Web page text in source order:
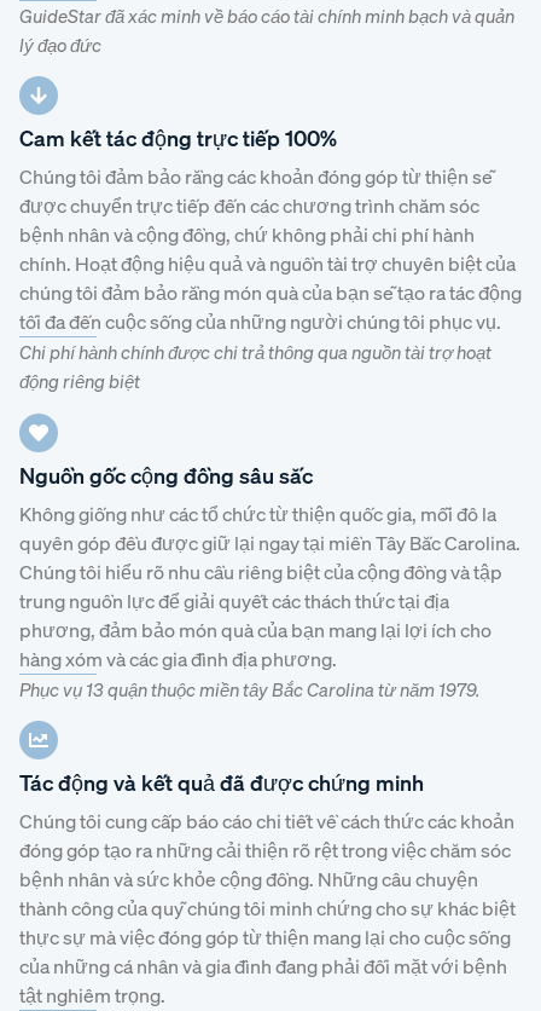
GuideStar đã xác minh về báo cáo tài chính minh bạch và quản
lý đạo đức
Cam kết tác động trực tiếp 100%
Chúng tôi đảm bảo rằng các khoản đóng góp từ thiện sẽ
được chuyển trực tiếp đến các chương trình chăm sóc
bệnh nhân và cộng đồng, chứ không phải chi phí hành
chính. Hoạt động hiệu quả và nguồn tài trợ chuyên biệt của
chúng tôi đảm bảo rằng món quà của bạn sẽ tạo ra tác động
tối đa đến cuộc sống của những người chúng tôi phục vụ.
Chi phí hành chính được chi trả thông qua nguồn tài trợ hoạt
động riêng biệt
Nguồn gốc cộng đồng sâu sắc
Không giống như các tổ chức từ thiện quốc gia, mỗi đô la
quyên góp đều được giữ lại ngay tại miền Tây Bắc Carolina.
Chúng tôi hiểu rõ nhu cầu riêng biệt của cộng đồng và tập
trung nguồn lực để giải quyết các thách thức tại địa
phương, đảm bảo món quà của bạn mang lại lợi ích cho
hàng xóm và các gia đình địa phương.
Phục vụ 13 quận thuộc miền tây Bắc Carolina từ năm 1979.
Tác động và kết quả đã được chứng minh
Chúng tôi cung cấp báo cáo chi tiết về cách thức các khoản
đóng góp tạo ra những cải thiện rõ rệt trong việc chăm sóc
bệnh nhân và sức khỏe cộng đồng. Những câu chuyện
thành công của quỹ chúng tôi minh chứng cho sự khác biệt
thực sự mà việc đóng góp từ thiện mang lại cho cuộc sống
của những cá nhân và gia đình đang phải đối mặt với bệnh
tật nghiêm trọng.